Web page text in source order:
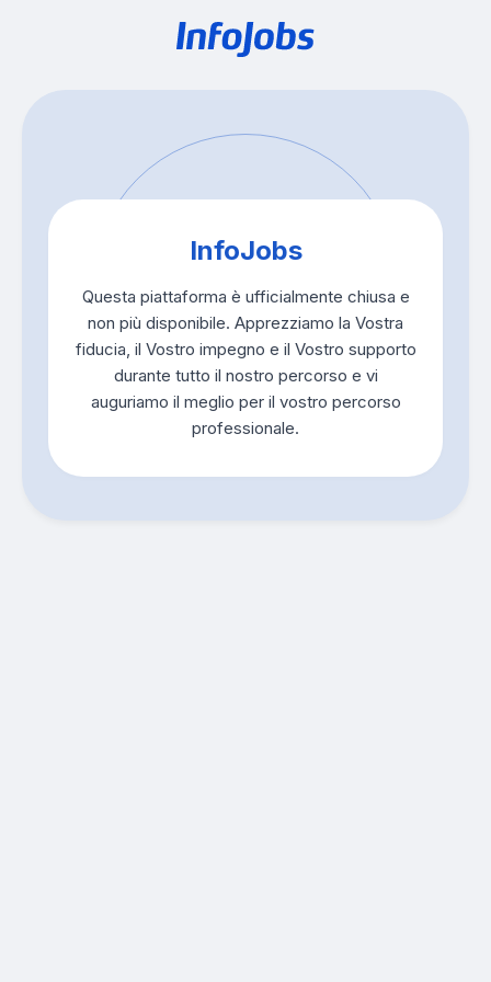
InfoJobs
Questa piattaforma è ufficialmente chiusa e
non più disponibile. Apprezziamo la Vostra
fiducia, il Vostro impegno e il Vostro supporto
durante tutto il nostro percorso e vi
auguriamo il meglio per il vostro percorso
professionale.